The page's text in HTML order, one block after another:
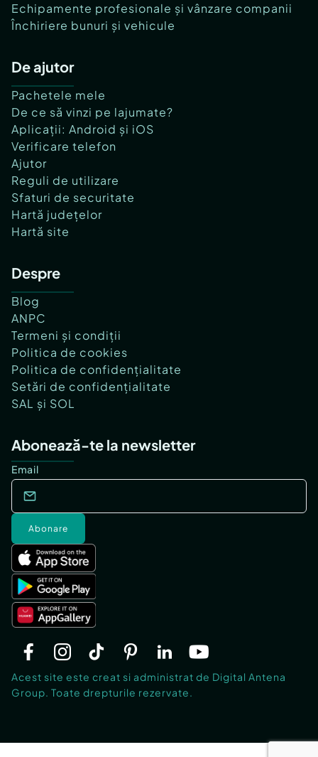
Echipamente profesionale și vânzare companii
Închiriere bunuri și vehicule
De ajutor
Pachetele mele
De ce să vinzi pe lajumate?
Aplicații: Android și iOS
Verificare telefon
Ajutor
Reguli de utilizare
Sfaturi de securitate
Hartă județelor
Hartă site
Despre
Blog
ANPC
Termeni și condiții
Politica de cookies
Politica de confidențialitate
Setări de confidențialitate
SAL și SOL
Abonează-te la newsletter
Email
Abonare
Acest site este creat si administrat de Digital Antena
Group. Toate drepturile rezervate.